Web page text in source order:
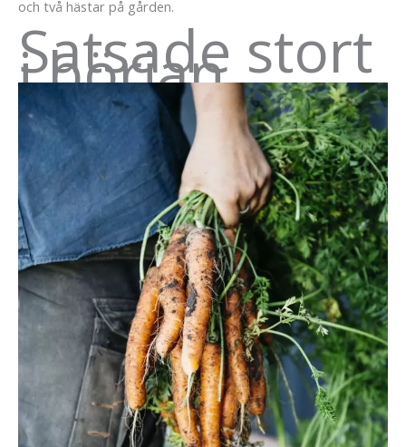
och två hästar på gården.
Satsade stort
i början